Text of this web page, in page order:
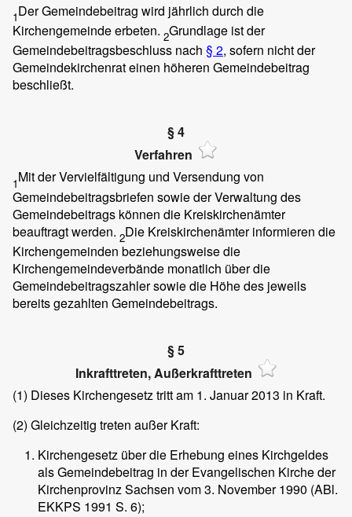
1Der Gemeindebeitrag wird jährlich durch die
Kirchengemeinde erbeten. 2Grundlage ist der
Gemeindebeitragsbeschluss nach § 2, sofern nicht der
Gemeindekirchenrat einen höheren Gemeindebeitrag
beschließt.
§ 4
Verfahren
1Mit der Vervielfältigung und Versendung von
Gemeindebeitragsbriefen sowie der Verwaltung des
Gemeindebeitrags können die Kreiskirchenämter
beauftragt werden. 2Die Kreiskirchenämter informieren die
Kirchengemeinden beziehungsweise die
Kirchengemeindeverbände monatlich über die
Gemeindebeitragszahler sowie die Höhe des jeweils
bereits gezahlten Gemeindebeitrags.
§ 5
Inkrafttreten, Außerkrafttreten
(1) Dieses Kirchengesetz tritt am 1. Januar 2013 in Kraft.
(2) Gleichzeitig treten außer Kraft:
Kirchengesetz über die Erhebung eines Kirchgeldes
als Gemeindebeitrag in der Evangelischen Kirche der
Kirchenprovinz Sachsen vom 3. November 1990 (ABl.
EKKPS 1991 S. 6);